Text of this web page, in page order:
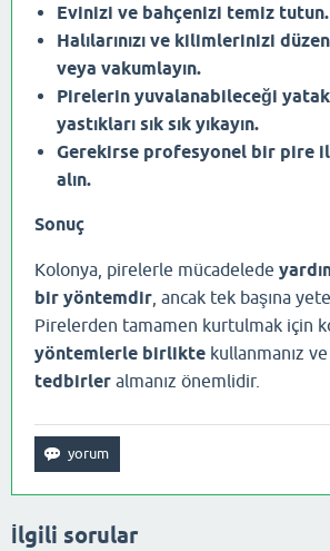
Evinizi ve bahçenizi temiz tutun.
Halılarınızı ve kilimlerinizi
veya vakumlayın.
Pirelerin yuvalanabileceği
yastıkları sık sık yıkayın.
Gerekirse profesyonel bir pire
alın.
Sonuç
Kolonya, pirelerle mücadelede
bir yöntemdir , ancak tek başına
Pirelerden tamamen kurtulmak için
yöntemlerle birlikte kullanmanız ve
tedbirler almanız önemlidir.
İlgili sorular